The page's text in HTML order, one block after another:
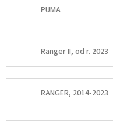
PUMA
Ranger II, od r. 2023
RANGER, 2014-2023